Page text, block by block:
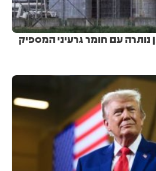
עם חומר גרעיני המספיק